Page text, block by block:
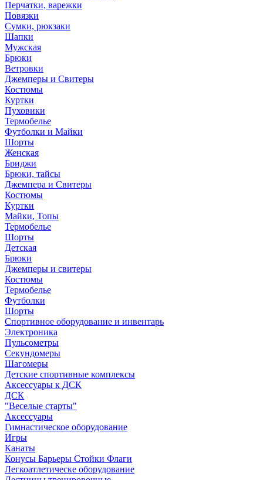
Перчатки, варежки
Повязки
Сумки, рюкзаки
Шапки
Мужская
Брюки
Ветровки
Джемперы и Свитеры
Костюмы
Куртки
Пуховики
Термобелье
Футболки и Майки
Шорты
Женская
Бриджи
Брюки, тайсы
Джемпера и Свитеры
Костюмы
Куртки
Майки, Топы
Термобелье
Шорты
Детская
Брюки
Джемперы и свитеры
Костюмы
Термобелье
Футболки
Шорты
Спортивное оборудование и инвентарь
Электроника
Пульсометры
Секундомеры
Шагомеры
Детские спортивные комплексы
Аксессуары к ДСК
ДСК
"Веселые старты"
Аксессуары
Гимнастическое оборудование
Игры
Канаты
Конусы Барьеры Стойки Флаги
Легкоатлетическе оборудование